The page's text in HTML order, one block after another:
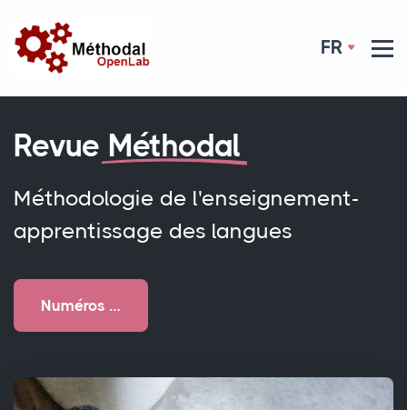
FR
Revue Méthodal
Méthodologie de l'enseignement-
apprentissage des langues
Numéros …